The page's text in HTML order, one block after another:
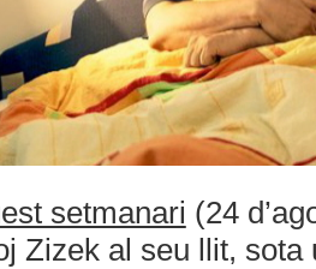
setmanari (24
Zizek al seu llit, sota